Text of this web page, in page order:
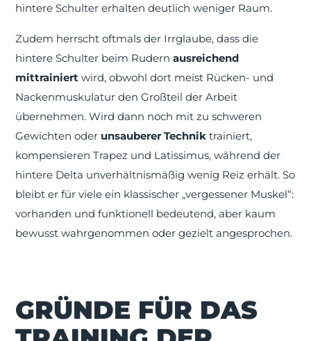
hintere Schulter erhalten deutlich weniger Raum.
Zudem herrscht oftmals der Irrglaube, dass die
hintere Schulter beim Rudernausreichend
mittrainiert wird, obwohl dort meist Rücken- und
Nackenmuskulatur den Großteil der Arbeit
übernehmen. Wird dann noch mit zu schweren
Gewichten oder unsauberer Technik trainiert,
kompensieren Trapez und Latissimus, während der
hintere Delta unverhältnismäßig wenig Reiz erhält. So
bleibt er für viele ein klassischer „vergessener Muskel“:
vorhanden und funktionell bedeutend, aber kaum
bewusst wahrgenommen oder gezielt angesprochen.
GRÜNDE FÜR DAS